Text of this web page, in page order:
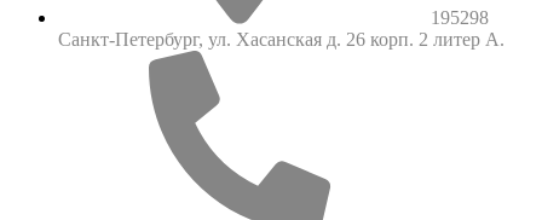
195298
Санкт-Петербург, ул. Хасанская д. 26 корп. 2 литер А.